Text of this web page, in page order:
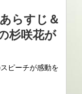
らすじ＆
杉咲花が
ピーチが感動を